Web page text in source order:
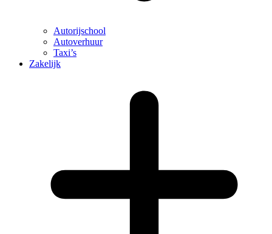
Autorijschool
Autoverhuur
Taxi’s
Zakelijk